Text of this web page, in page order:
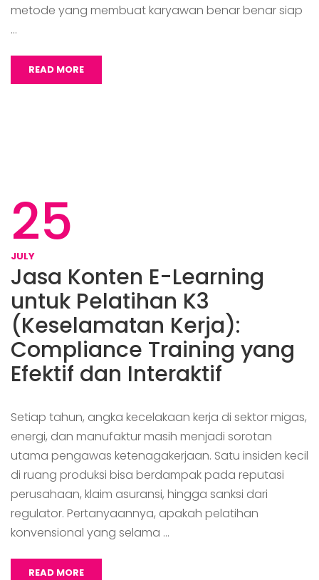
metode yang membuat karyawan benar benar siap
…
READ MORE
25
JULY
Jasa Konten E-Learning
untuk Pelatihan K3
(Keselamatan Kerja):
Compliance Training yang
Efektif dan Interaktif
Setiap tahun, angka kecelakaan kerja di sektor migas,
energi, dan manufaktur masih menjadi sorotan
utama pengawas ketenagakerjaan. Satu insiden kecil
di ruang produksi bisa berdampak pada reputasi
perusahaan, klaim asuransi, hingga sanksi dari
regulator. Pertanyaannya, apakah pelatihan
konvensional yang selama …
READ MORE